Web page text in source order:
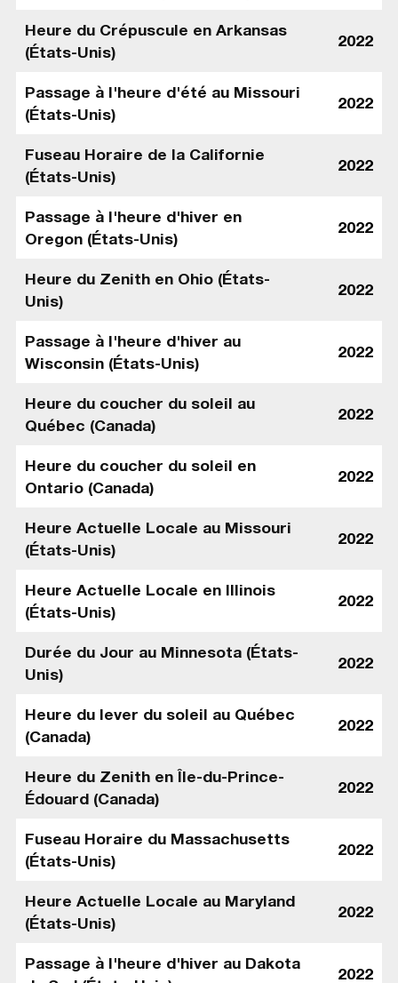
Heure du Crépuscule en Arkansas
(États-Unis)
2022
Passage à l'heure d'été au Missouri
(États-Unis)
2022
Fuseau Horaire de la Californie
(États-Unis)
2022
Passage à l'heure d'hiver en
Oregon (États-Unis)
2022
Heure du Zenith en Ohio (États-
Unis)
2022
Passage à l'heure d'hiver au
Wisconsin (États-Unis)
2022
Heure du coucher du soleil au
Québec (Canada)
2022
Heure du coucher du soleil en
Ontario (Canada)
2022
Heure Actuelle Locale au Missouri
(États-Unis)
2022
Heure Actuelle Locale en Illinois
(États-Unis)
2022
Durée du Jour au Minnesota (États-
Unis)
2022
Heure du lever du soleil au Québec
(Canada)
2022
Heure du Zenith en Île-du-Prince-
Édouard (Canada)
2022
Fuseau Horaire du Massachusetts
(États-Unis)
2022
Heure Actuelle Locale au Maryland
(États-Unis)
2022
Passage à l'heure d'hiver au Dakota
2022